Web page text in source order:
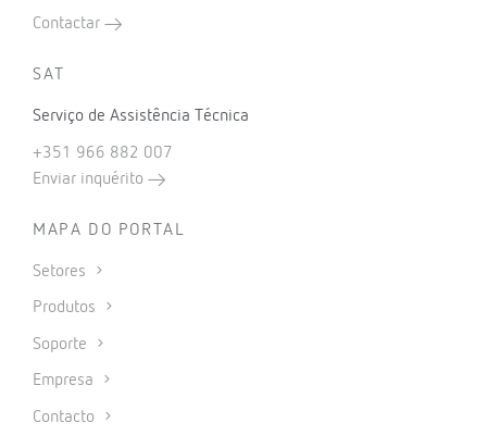
Contactar
SAT
Serviço de Assistência Técnica
+351 966 882 007
Enviar inquérito
MAPA DO PORTAL
Setores
Produtos
Soporte
Empresa
Contacto